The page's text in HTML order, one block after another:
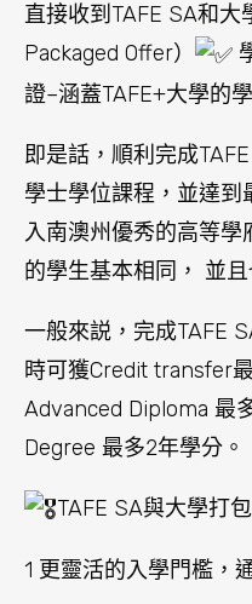
直接收到TAFE SA和
Packaged Offer）
證–涵蓋TAFE+大學的
即是話，順利完成
學士學位課程，並達
入南澳州優秀的高等
的學生基本相同， 並
一般來説，完成TAFE
時可獲Credit transfer
Advanced Diploma 最
Degree 最多2年學分。
TAFE SA與大學打
1 更靈活的入學門檻，